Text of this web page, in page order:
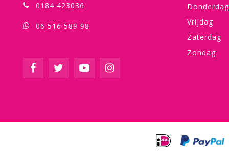
0184 423036
06 516 589 98
Donderdag
Vrijdag
Zaterdag
Zondag